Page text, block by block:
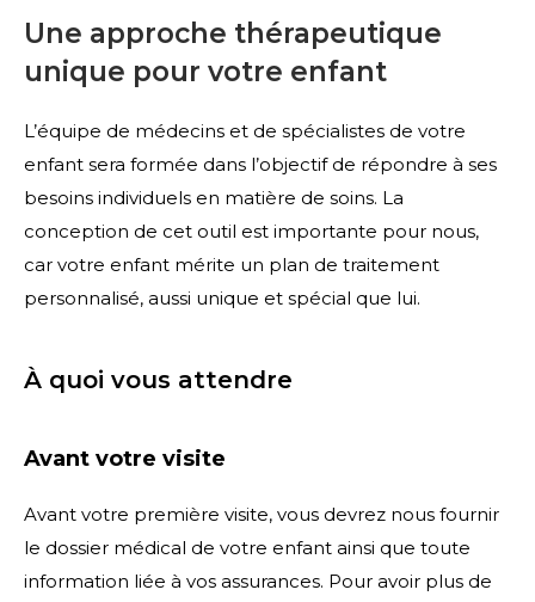
Une approche thérapeutique
unique pour votre enfant
L’équipe de médecins et de spécialistes de votre
enfant sera formée dans l’objectif de répondre à ses
besoins individuels en matière de soins. La
conception de cet outil est importante pour nous,
car votre enfant mérite un plan de traitement
personnalisé, aussi unique et spécial que lui.
À quoi vous attendre
Avant votre visite
Avant votre première visite, vous devrez nous fournir
le dossier médical de votre enfant ainsi que toute
information liée à vos assurances. Pour avoir plus de